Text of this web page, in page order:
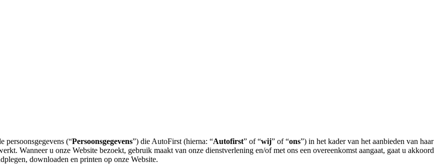
persoonsgegevens (“Persoonsgegevens”) die AutoFirst (hierna: “Autofirst” of “wij” of “ons”) in het kader van het aanbieden van haar
Wanneer u onze Website bezoekt, gebruik maakt van onze dienstverlening en/of met ons een overeenkomst aangaat, gaat u akkoord
downloaden en printen op onze Website.